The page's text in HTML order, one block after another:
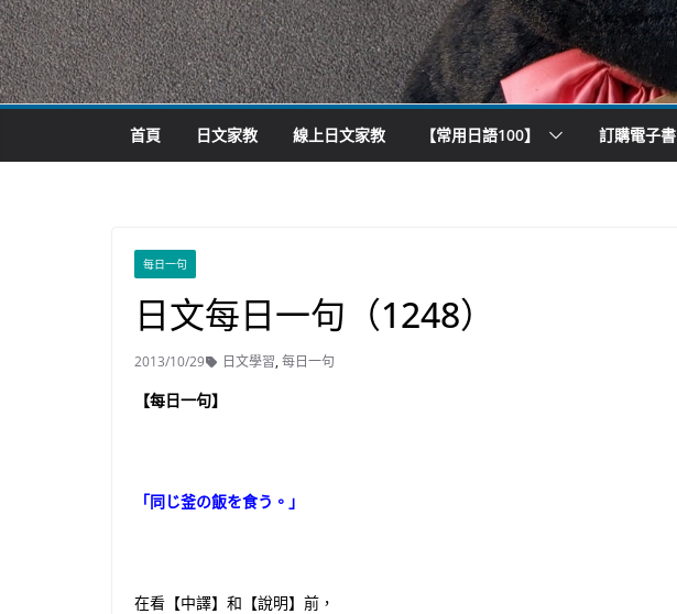
首頁 日文家教 線上日文家教 【常用日語100】 訂購電子書
每日一句
日文每日一句（1248）
2013/10/29 日文學習,每日一句
【每日一句】
「同じ釜の飯を食う。」
在看【中譯】和【說明】前，